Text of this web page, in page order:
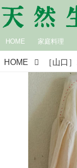
HOME 家庭料理
HOME